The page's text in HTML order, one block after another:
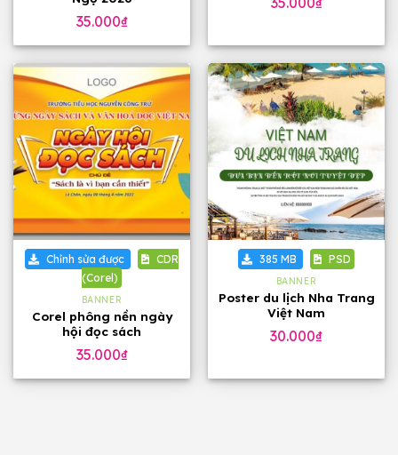
35.000₫
Chỉnh sửa được
CDR
(Corel)
BANNER
Corel phông nền ngày
hội đọc sách
35.000₫
385 MB PSD
BANNER
Poster du lịch Nha Trang
Việt Nam
30.000₫